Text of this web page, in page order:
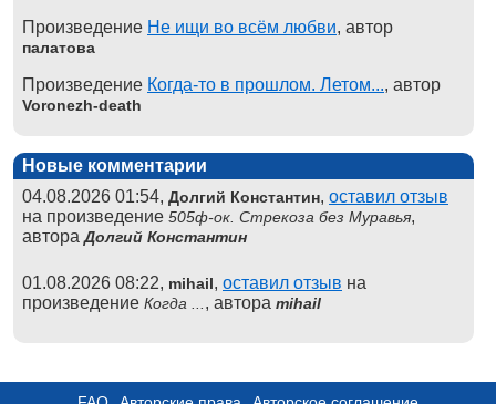
Произведение Не ищи во всём любви, автор
палатова
Произведение Когда-то в прошлом. Летом..., автор
Voronezh-death
Новые комментарии
04.08.2026 01:54, Долгий Константин, оставил отзыв
на произведение 505ф-ок. Стрекоза без Муравья,
автораДолгий Константин
01.08.2026 08:22, mihail, оставил отзыв на
произведение Когда ... , автора mihail